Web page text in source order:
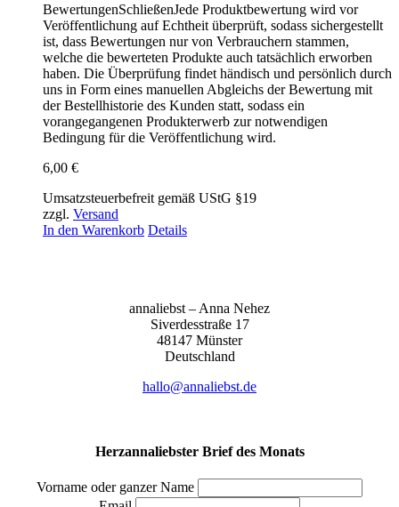
BewertungenSchließenJede Produktbewertung wird vor
Veröffentlichung auf Echtheit überprüft, sodass sichergestellt
ist, dass Bewertungen nur von Verbrauchern stammen,
welche die bewerteten Produkte auch tatsächlich erworben
haben. Die Überprüfung findet händisch und persönlich durch
uns in Form eines manuellen Abgleichs der Bewertung mit
der Bestellhistorie des Kunden statt, sodass ein
vorangegangenen Produkterwerb zur notwendigen
Bedingung für die Veröffentlichung wird.
6,00 €
Umsatzsteuerbefreit gemäß UStG §19
zzgl. Versand
In den Warenkorb Details
anna­liebst – Anna Nehez
Sive­r­des­stra­ße 17
48147 Müns­ter
Deutsch­land
hallo@annaliebst.de
Herzannaliebster Brief des Monats
Vorname oder ganzer Name